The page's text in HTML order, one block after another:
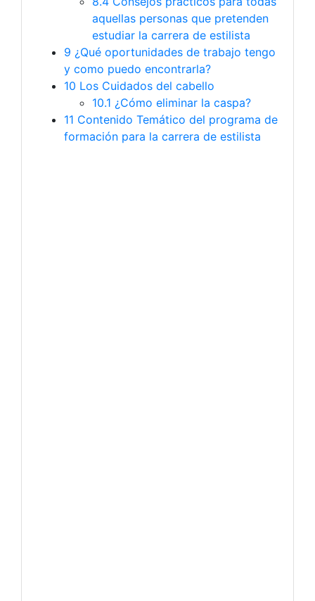
aquellas personas que pretenden
estudiar la carrera de estilista
9 ¿Qué oportunidades de trabajo tengo
y como puedo encontrarla?
10 Los Cuidados del cabello
10.1 ¿Cómo eliminar la caspa?
11 Contenido Temático del programa de
formación para la carrera de estilista